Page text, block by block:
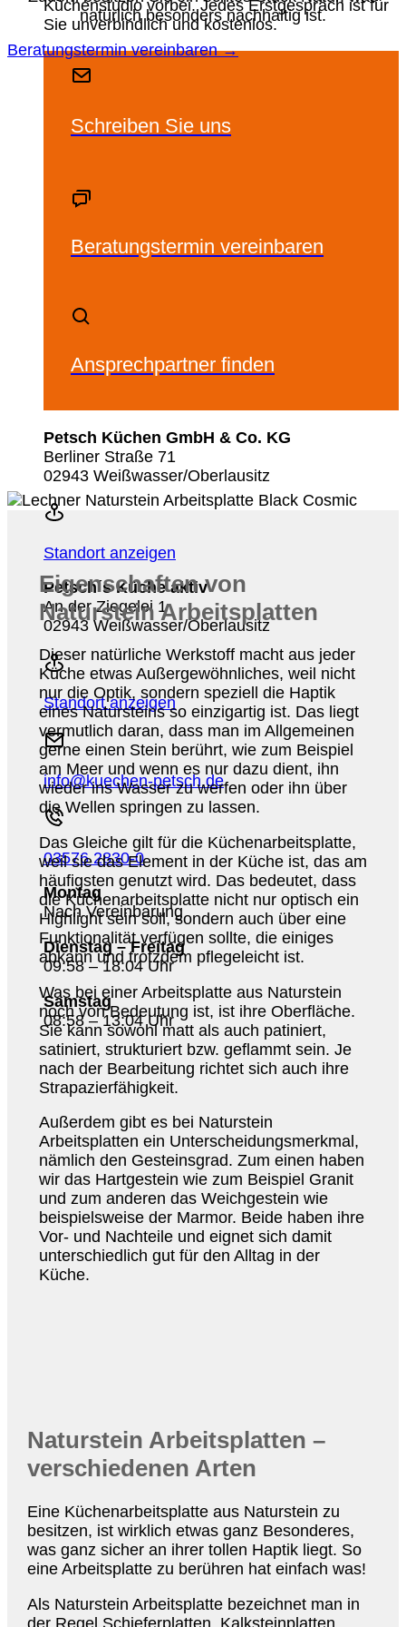
Küchenstudio vorbei. Jedes Erstgespräch ist für
Sie unverbindlich und kostenlos.
Schreiben Sie uns
Beratungstermin vereinbaren
Ansprechpartner finden
Petsch Küchen GmbH & Co. KG
Berliner Straße 71
02943 Weißwasser/Oberlausitz
Standort anzeigen
Petsch´s Küche aktiv
An der Ziegelei 1
02943 Weißwasser/Oberlausitz
Standort anzeigen
info@kuechen-petsch.de
03576 2830-0
Montag
Nach Vereinbarung
Dienstag – Freitag
09:58 – 18:04 Uhr
Samstag
08:58 – 13:04 Uhr
natürlich besonders nachhaltig ist.
Beratungstermin vereinbaren →
Eigenschaften von
Naturstein Arbeitsplatten
Dieser natürliche Werkstoff macht aus jeder
Küche etwas Außergewöhnliches, weil nicht
nur die Optik, sondern speziell die Haptik
eines Natursteins so einzigartig ist. Das liegt
vermutlich daran, dass man im Allgemeinen
gerne einen Stein berührt, wie zum Beispiel
am Meer und wenn es nur dazu dient, ihn
wieder ins Wasser zu werfen oder ihn über
die Wellen springen zu lassen.
Das Gleiche gilt für die Küchenarbeitsplatte,
weil sie das Element in der Küche ist, das am
häufigsten genutzt wird. Das bedeutet, dass
die Küchenarbeitsplatte nicht nur optisch ein
Highlight sein soll, sondern auch über eine
Funktionalität verfügen sollte, die einiges
abkann und trotzdem pflegeleicht ist.
Was bei einer Arbeitsplatte aus Naturstein
noch von Bedeutung ist, ist ihre Oberfläche.
Sie kann sowohl matt als auch patiniert,
satiniert, strukturiert bzw. geflammt sein. Je
nach der Bearbeitung richtet sich auch ihre
Strapazierfähigkeit.
Außerdem gibt es bei Naturstein
Arbeitsplatten ein Unterscheidungsmerkmal,
nämlich den Gesteinsgrad. Zum einen haben
wir das Hartgestein wie zum Beispiel Granit
und zum anderen das Weichgestein wie
beispielsweise der Marmor. Beide haben ihre
Vor- und Nachteile und eignet sich damit
unterschiedlich gut für den Alltag in der
Küche.
Naturstein Arbeitsplatten –
verschiedenen Arten
Eine Küchenarbeitsplatte aus Naturstein zu
besitzen, ist wirklich etwas ganz Besonderes,
was ganz sicher an ihrer tollen Haptik liegt. So
eine Arbeitsplatte zu berühren hat einfach was!
Als Naturstein Arbeitsplatte bezeichnet man in
der Regel Schieferplatten, Kalksteinplatten,